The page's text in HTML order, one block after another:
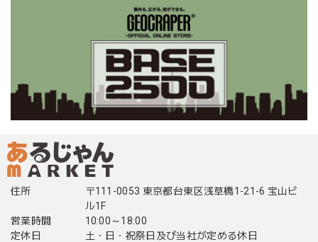
住所
〒111-0053 東京都台東区浅草橋1-21-6 宝山ビ
ル1F
営業時間
10:00～18:00
定休日
土・日・祝祭日及び当社が定める休日